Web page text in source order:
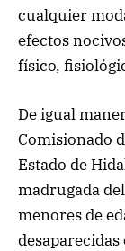
cualquier
efectos
físico,
De igual
Comisionado
Estado de
madrugada
menores de